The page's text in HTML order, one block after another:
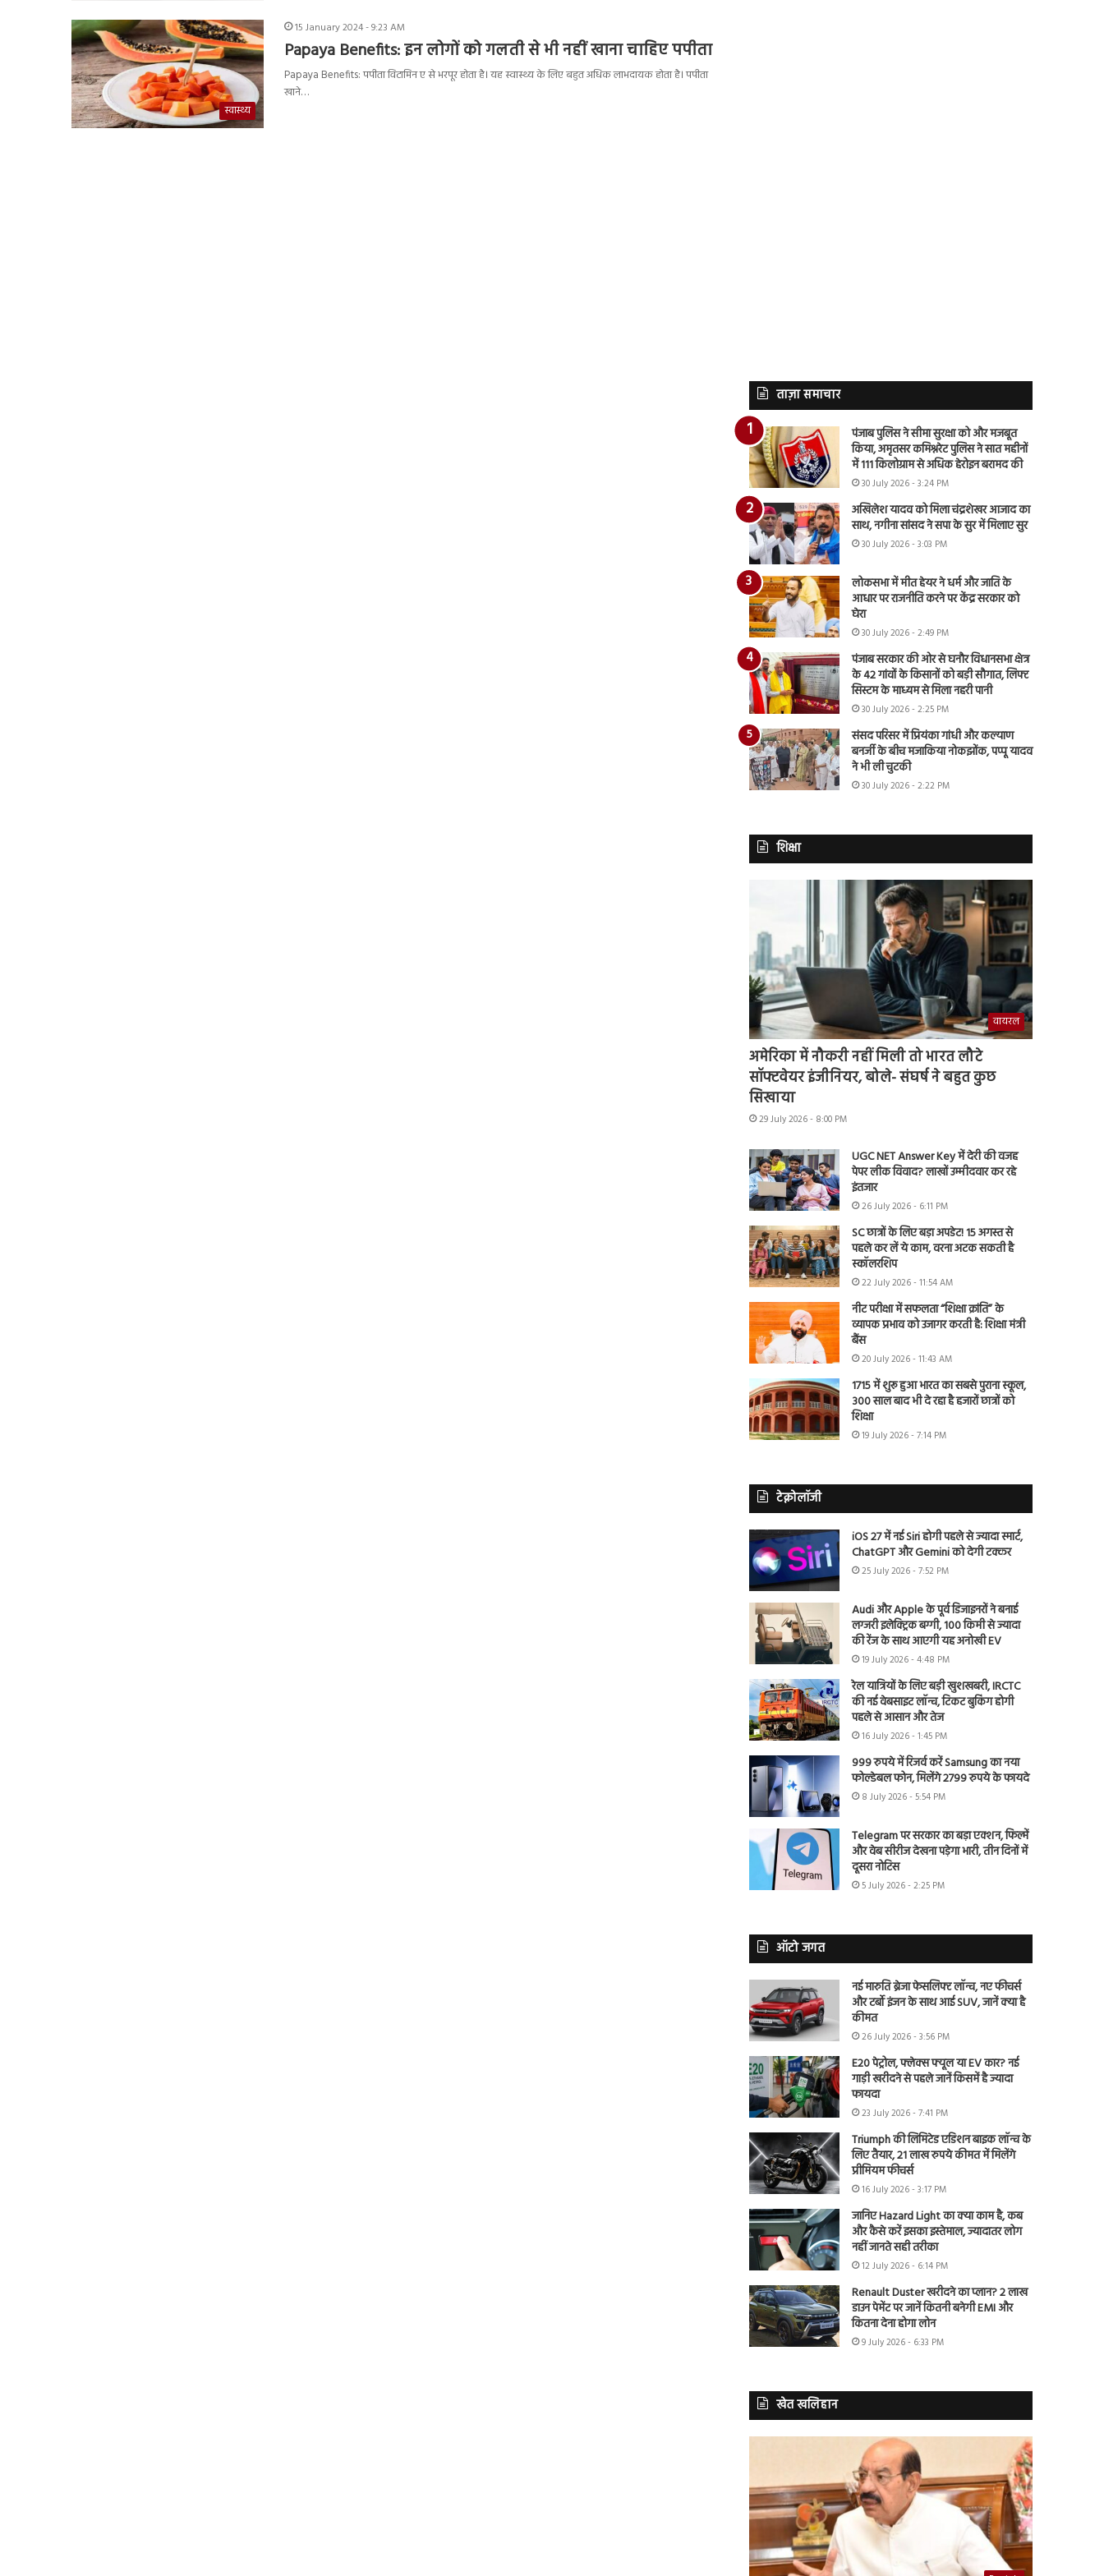
स्वास्थ्य
15 January 2024 - 9:23 AM
Papaya Benefits: इन लोगों को गलती से भी नहीं खाना चाहिए पपीता
Papaya Benefits: पपीता विटामिन ए से भरपूर होता है। यह स्वास्थ्य के लिए बहुत अधिक लाभदायक होता है। पपीता
खाने…
ताज़ा समाचार
पंजाब पुलिस ने सीमा सुरक्षा को और मजबूत
किया, अमृतसर कमिश्नरेट पुलिस ने सात महीनों
में 111 किलोग्राम से अधिक हेरोइन बरामद की
30 July 2026 - 3:24 PM
अखिलेश यादव को मिला चंद्रशेखर आजाद का
साथ, नगीना सांसद ने सपा के सुर में मिलाए सुर
30 July 2026 - 3:03 PM
लोकसभा में मीत हेयर ने धर्म और जाति के
आधार पर राजनीति करने पर केंद्र सरकार को
घेरा
30 July 2026 - 2:49 PM
पंजाब सरकार की ओर से घनौर विधानसभा क्षेत्र
के 42 गांवों के किसानों को बड़ी सौगात, लिफ्ट
सिस्टम के माध्यम से मिला नहरी पानी
30 July 2026 - 2:25 PM
संसद परिसर में प्रियंका गांधी और कल्याण
बनर्जी के बीच मजाकिया नोकझोंक, पप्पू यादव
ने भी ली चुटकी
30 July 2026 - 2:22 PM
शिक्षा
वायरल
अमेरिका में नौकरी नहीं मिली तो भारत लौटे
सॉफ्टवेयर इंजीनियर, बोले- संघर्ष ने बहुत कुछ
सिखाया
29 July 2026 - 8:00 PM
UGC NET Answer Key में देरी की वजह
पेपर लीक विवाद? लाखों उम्मीदवार कर रहे
इंतजार
26 July 2026 - 6:11 PM
SC छात्रों के लिए बड़ा अपडेट! 15 अगस्त से
पहले कर लें ये काम, वरना अटक सकती है
स्कॉलरशिप
22 July 2026 - 11:54 AM
नीट परीक्षा में सफलता “शिक्षा क्रांति” के
व्यापक प्रभाव को उजागर करती है: शिक्षा मंत्री
बैंस
20 July 2026 - 11:43 AM
1715 में शुरू हुआ भारत का सबसे पुराना स्कूल,
300 साल बाद भी दे रहा है हजारों छात्रों को
शिक्षा
19 July 2026 - 7:14 PM
टेक्नोलॉजी
iOS 27 में नई Siri होगी पहले से ज्यादा स्मार्ट,
ChatGPT और Gemini को देगी टक्कर
25 July 2026 - 7:52 PM
Audi और Apple के पूर्व डिजाइनरों ने बनाई
लग्जरी इलेक्ट्रिक बग्गी, 100 किमी से ज्यादा
की रेंज के साथ आएगी यह अनोखी EV
19 July 2026 - 4:48 PM
रेल यात्रियों के लिए बड़ी खुशखबरी, IRCTC
की नई वेबसाइट लॉन्च, टिकट बुकिंग होगी
पहले से आसान और तेज
16 July 2026 - 1:45 PM
999 रुपये में रिजर्व करें Samsung का नया
फोल्डेबल फोन, मिलेंगे 2799 रुपये के फायदे
8 July 2026 - 5:54 PM
Telegram पर सरकार का बड़ा एक्शन, फिल्में
और वेब सीरीज देखना पड़ेगा भारी, तीन दिनों में
दूसरा नोटिस
5 July 2026 - 2:25 PM
ऑटो जगत
नई मारुति ब्रेजा फेसलिफ्ट लॉन्च, नए फीचर्स
और टर्बो इंजन के साथ आई SUV, जानें क्या है
कीमत
26 July 2026 - 3:56 PM
E20 पेट्रोल, फ्लेक्स फ्यूल या EV कार? नई
गाड़ी खरीदने से पहले जानें किसमें है ज्यादा
फायदा
23 July 2026 - 7:41 PM
Triumph की लिमिटेड एडिशन बाइक लॉन्च के
लिए तैयार, 21 लाख रुपये कीमत में मिलेंगे
प्रीमियम फीचर्स
16 July 2026 - 3:17 PM
जानिए Hazard Light का क्या काम है, कब
और कैसे करें इसका इस्तेमाल, ज्यादातर लोग
नहीं जानते सही तरीका
12 July 2026 - 6:14 PM
Renault Duster खरीदने का प्लान? 2 लाख
डाउन पेमेंट पर जानें कितनी बनेगी EMI और
कितना देना होगा लोन
9 July 2026 - 6:33 PM
खेत खलिहान